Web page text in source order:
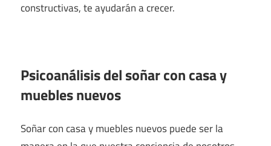
constructivas, te ayudarán a crecer.
Psicoanálisis del soñar con casa y
muebles nuevos
Soñar con casa y muebles nuevos puede ser la